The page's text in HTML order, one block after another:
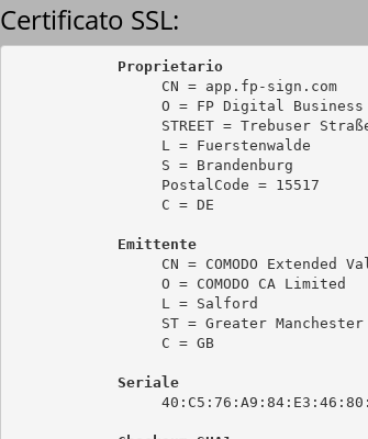
Certificato SSL:
Proprietario
                 CN = app.fp-sign.com
O = FP Digital
STREET = Trebuser
                 L = Fuerstenwalde
                 S = Brandenburg
                 PostalCode = 15517
                 C = DE
Emittente
CN = COMODO Extended
                 O = COMODO CA Limited
                 L = Salford
                 ST = Greater Manchester
                 C = GB
Seriale